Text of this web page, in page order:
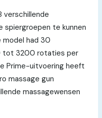
verschillende
spiergroepen te kunnen
had 30
tot 3200 rotaties per
Prime-uitvoering heeft
massage gun
massagewensen